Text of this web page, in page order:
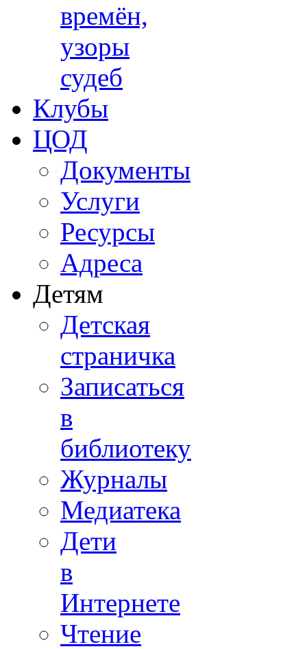
времён,
узоры
судеб
Клубы
ЦОД
Документы
Услуги
Ресурсы
Адреса
Детям
Детская
страничка
Записаться
в
библиотеку
Журналы
Медиатека
Дети
в
Интернете
Чтение